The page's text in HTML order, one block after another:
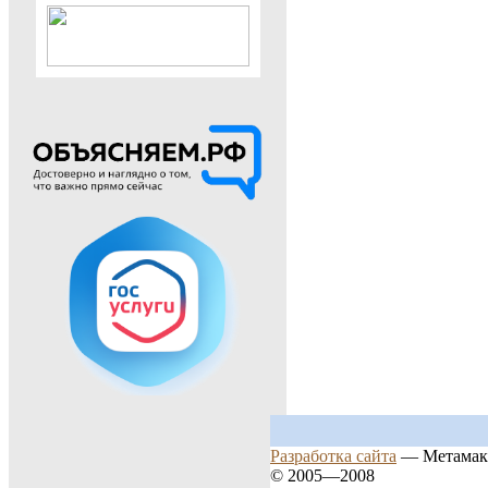
Разработка сайта —
© 2005—2008